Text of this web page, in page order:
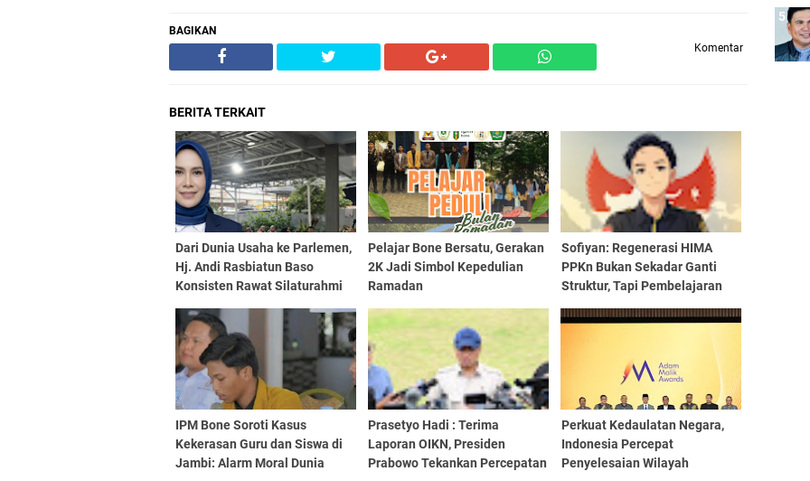
BAGIKAN
Komentar
BERITA TERKAIT
Dari Dunia Usaha ke Parlemen,
Hj. Andi Rasbiatun Baso
Konsisten Rawat Silaturahmi
Pelajar Bone Bersatu, Gerakan
2K Jadi Simbol Kepedulian
Ramadan
Sofiyan: Regenerasi HIMA
PPKn Bukan Sekadar Ganti
Struktur, Tapi Pembelajaran
IPM Bone Soroti Kasus
Kekerasan Guru dan Siswa di
Jambi: Alarm Moral Dunia
Prasetyo Hadi : Terima
Laporan OIKN, Presiden
Prabowo Tekankan Percepatan
Perkuat Kedaulatan Negara,
Indonesia Percepat
Penyelesaian Wilayah